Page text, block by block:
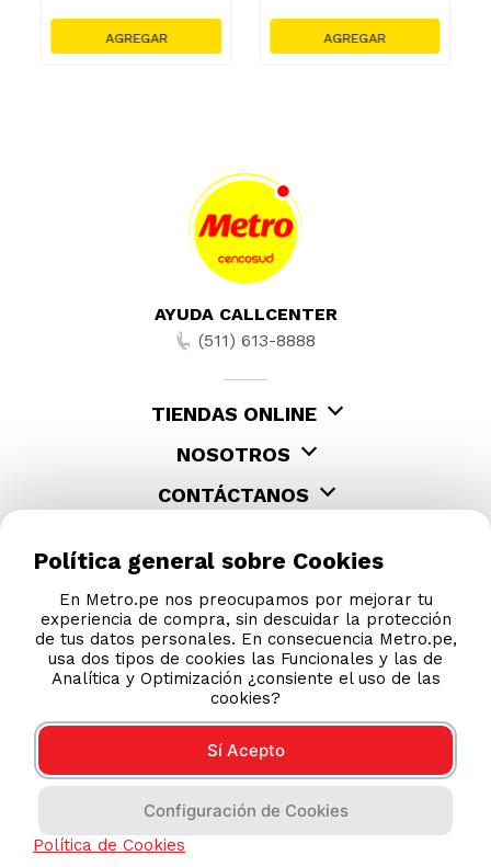
AYUDA CALLCENTER
(511) 613-8888
TIENDAS ONLINE
NOSOTROS
CONTÁCTANOS
COMPRAS 100% SEGURAS
Esta tienda usa Niubiz para realizar transacciones
electrónicas.
Política general sobre Cookies
En Metro.pe nos preocupamos por mejorar tu
experiencia de compra, sin descuidar la protección
de tus datos personales. En consecuencia Metro.pe,
usa dos tipos de cookies las Funcionales y las de
Analítica y Optimización ¿consiente el uso de las
cookies?
Sí Acepto
Configuración de Cookies
Política de Cookies